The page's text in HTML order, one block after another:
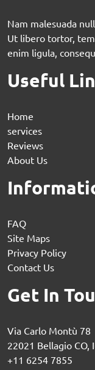
Nam malesuada
Ut libero tortor,
enim ligula,
Useful
Home
services
Reviews
About Us
FAQ
Site Maps
Privacy Policy
Contact Us
Get In
Via Carlo Montù 78
22021 Bellagio CO,
+11 6254 7855